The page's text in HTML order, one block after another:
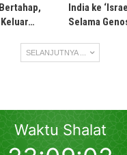
India ke
Selama
SELANJUTNYA ...